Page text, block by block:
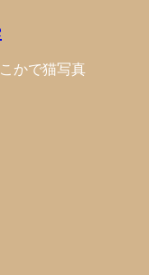
かで猫写真